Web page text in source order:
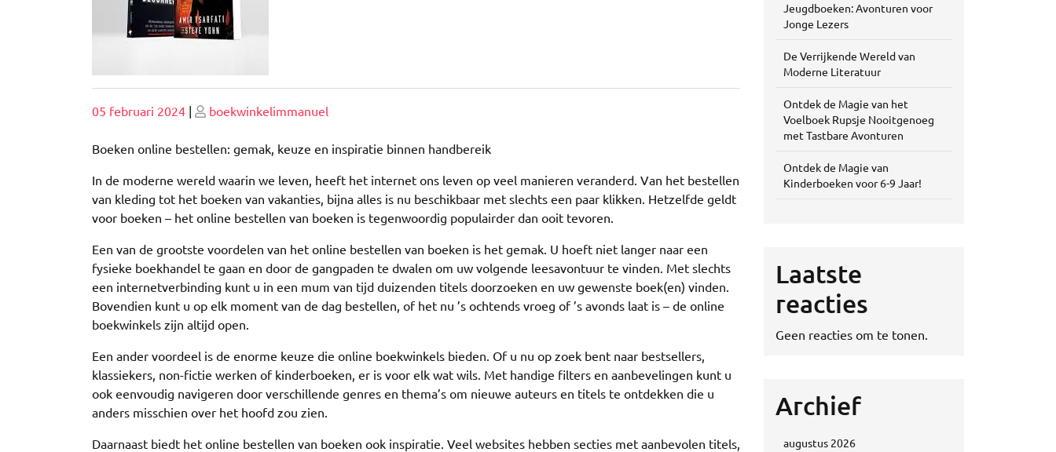
Geplaatst
05 februari 2024 | Geplaatst
boekwinkelimmanuel
Boeken online bestellen: gemak, keuze en inspiratie binnen handbereik
In de moderne wereld waarin we leven, heeft het internet ons leven op veel manieren veranderd. Van het bestellen
van kleding tot het boeken van vakanties, bijna alles is nu beschikbaar met slechts een paar klikken. Hetzelfde geldt
voor boeken – het online bestellen van boeken is tegenwoordig populairder dan ooit tevoren.
Een van de grootste voordelen van het online bestellen van boeken is het gemak. U hoeft niet langer naar een
fysieke boekhandel te gaan en door de gangpaden te dwalen om uw volgende leesavontuur te vinden. Met slechts
een internetverbinding kunt u in een mum van tijd duizenden titels doorzoeken en uw gewenste boek(en) vinden.
Bovendien kunt u op elk moment van de dag bestellen, of het nu ’s ochtends vroeg of ’s avonds laat is – de online
boekwinkels zijn altijd open.
Een ander voordeel is de enorme keuze die online boekwinkels bieden. Of u nu op zoek bent naar bestsellers,
klassiekers, non-fictie werken of kinderboeken, er is voor elk wat wils. Met handige filters en aanbevelingen kunt u
ook eenvoudig navigeren door verschillende genres en thema’s om nieuwe auteurs en titels te ontdekken die u
anders misschien over het hoofd zou zien.
Daarnaast biedt het online bestellen van boeken ook inspiratie. Veel websites hebben secties met aanbevolen titels,
Jeugdboeken: Avonturen voor
Jonge Lezers
De Verrijkende Wereld van
Moderne Literatuur
Ontdek de Magie van het
Voelboek Rupsje Nooitgenoeg
met Tastbare Avonturen
Ontdek de Magie van
Kinderboeken voor 6-9 Jaar!
Laatste
reacties
Geen reacties om te tonen.
Archief
augustus 2026